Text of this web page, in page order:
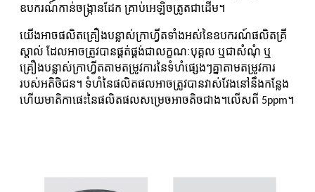
ឧបករណ៍កាន់ចង្ក្រានដែក គ្រាប់អេឡិចត្រូតជាដើម។
យើងអាចផលិតគ្រឿងបន្លាស់ក្រាហ្វីតទាំងអស់នៃឧបករណ៍ផលិតគ្រី
ស្តាល់ ដែលអាចត្រូវបានផ្គត់ផ្គង់ជាលក្ខណៈបុគ្គល ឬជាសំណុំ ឬ
គ្រឿងបន្លាស់ក្រាហ្វីតតាមតម្រូវការនៃទំហំផ្សេងៗគ្នាតាមតម្រូវការ
របស់អតិថិជន។ ទំហំនៃផលិតផលអាចត្រូវបានវាស់វែងនៅនឹងកន្លែង
ហើយមាតិកាផេះនៃផលិតផលសម្រេចអាចតិចជាង។លើសពី 5ppm។